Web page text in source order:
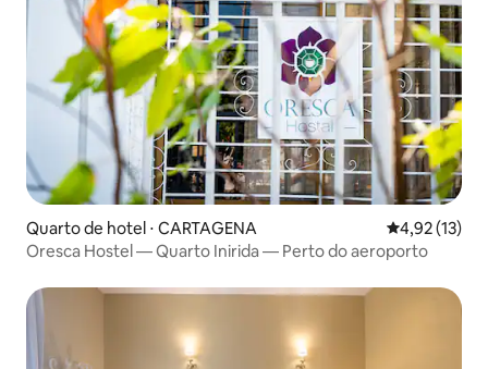
Quarto de hotel ⋅ CARTAGENA 4,92 de uma
4,92 (13)
Oresca Hostel — Quarto Inirida — Perto do aeroporto